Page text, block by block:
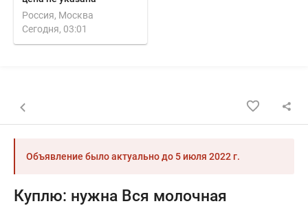
Россия, Москва
Сегодня, 03:01
Назад к списку объявлений
Объявление было актуально до 5 июля 2022 г.
Куплю: нужна Вся молочная